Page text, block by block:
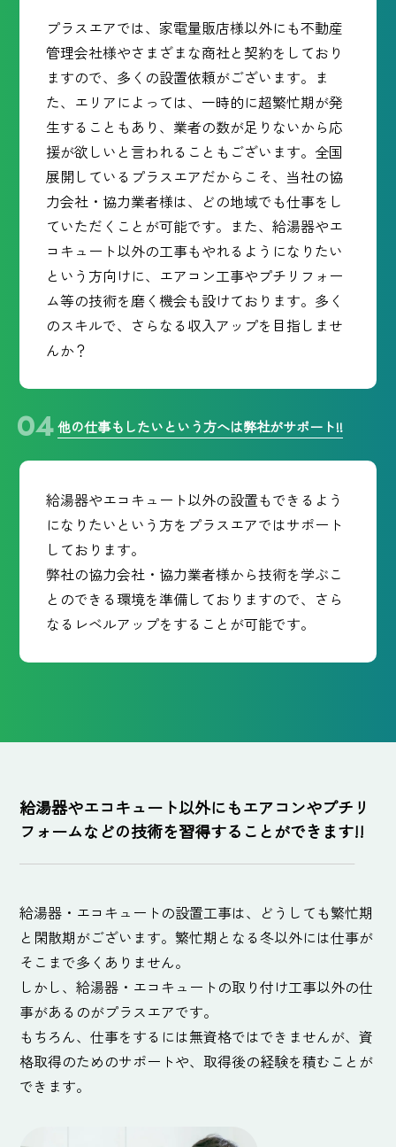
プラスエアでは、家電量販店様以外にも不動産
管理会社様やさまざまな商社と契約をしており
ますので、多くの設置依頼がございます。ま
た、エリアによっては、一時的に超繁忙期が発
生することもあり、業者の数が足りないから応
援が欲しいと言われることもございます。全国
展開しているプラスエアだからこそ、当社の協
力会社・協力業者様は、どの地域でも仕事をし
ていただくことが可能です。また、給湯器やエ
コキュート以外の工事もやれるようになりたい
という方向けに、エアコン工事やプチリフォー
ム等の技術を磨く機会も設けております。多く
のスキルで、さらなる収入アップを目指しませ
んか？
他の仕事もしたいという方へは弊社がサポート!!
給湯器やエコキュート以外の設置もできるよう
になりたいという方をプラスエアではサポート
しております。
弊社の協力会社・協力業者様から技術を学ぶこ
とのできる環境を準備しておりますので、さら
なるレベルアップをすることが可能です。
給湯器やエコキュート以外にもエアコンやプチリ
フォームなどの技術を習得することができます!!
給湯器・エコキュートの設置工事は、どうしても繁忙期
と閑散期がございます。繁忙期となる冬以外には仕事が
そこまで多くありません。
しかし、給湯器・エコキュートの取り付け工事以外の仕
事があるのがプラスエアです。
もちろん、仕事をするには無資格ではできませんが、資
格取得のためのサポートや、取得後の経験を積むことが
できます。